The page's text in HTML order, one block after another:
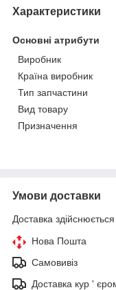
Характеристики
Основні атрибути
Виробник
Країна виробник
Тип запчастини
Вид товару
Призначення
Умови доставки
Доставка
Нова Пошта
Самовивіз
Доставка кур '